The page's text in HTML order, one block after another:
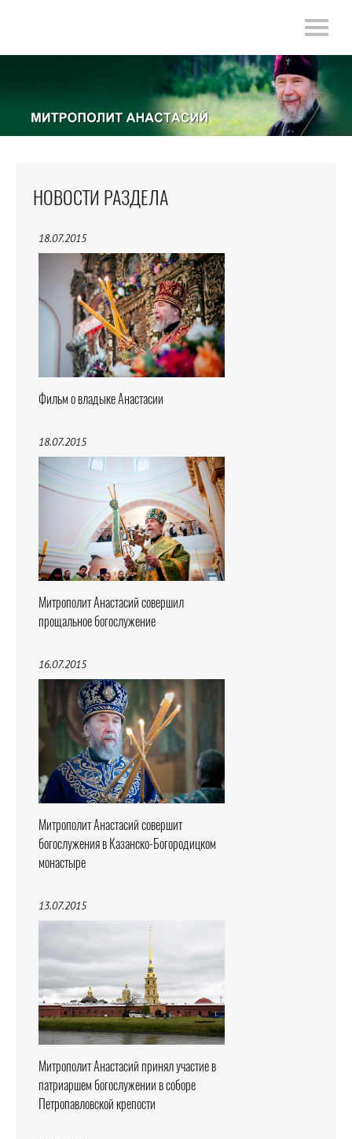
НОВОСТИ РАЗДЕЛА
18.07.2015
Фильм о владыке Анастасии
18.07.2015
Митрополит Анастасий совершил
прощальное богослужение
16.07.2015
Митрополит Анастасий совершит
богослужения в Казанско-Богородицком
монастыре
13.07.2015
Митрополит Анастасий принял участие в
патриаршем богослужении в соборе
Петропавловской крепости